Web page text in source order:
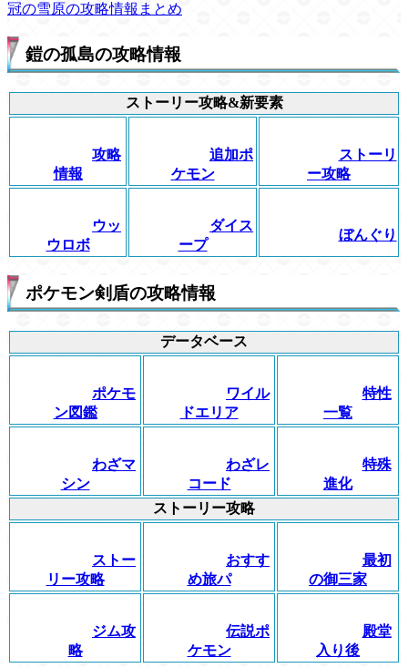
冠の雪原の攻略情報まとめ
鎧の孤島の攻略情報
ストーリー攻略&新要素
攻略
情報
追加ポ
ケモン
ストーリ
ー攻略
ウッ
ウロボ
ダイス
ープ
ぼんぐり
ポケモン剣盾の攻略情報
データベース
ポケモ
ン図鑑
ワイル
ドエリア
特性
一覧
わざマ
シン
わざレ
コード
特殊
進化
ストーリー攻略
ストー
リー攻略
おすす
め旅パ
最初
の御三家
ジム攻
略
伝説ポ
ケモン
殿堂
入り後